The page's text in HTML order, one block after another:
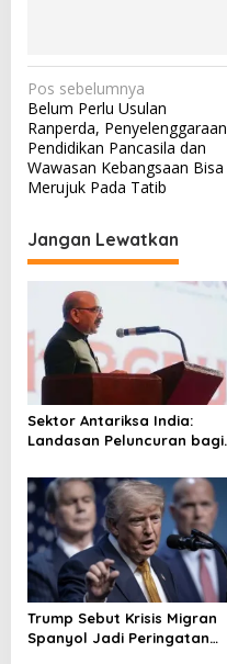
N
a
v
i
a
s
p
o
s
Pos sebelumnya
Belum Perlu Usulan
Ranperda, Penyelenggaraan
Pendidikan Pancasila dan
Wawasan Kebangsaan Bisa
Merujuk Pada Tatib
Jangan Lewatkan
Sektor Antariksa India:
Landasan Peluncuran bagi
Trump Sebut Krisis Migran
Spanyol Jadi Peringatan